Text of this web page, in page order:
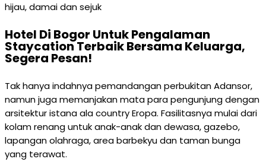
hijau, damai dan sejuk
Hotel Di Bogor Untuk Pengalaman
Staycation Terbaik Bersama Keluarga,
Segera Pesan!
Tak hanya indahnya pemandangan perbukitan Adansor,
namun juga memanjakan mata para pengunjung dengan
arsitektur istana ala country Eropa. Fasilitasnya mulai dari
kolam renang untuk anak-anak dan dewasa, gazebo,
lapangan olahraga, area barbekyu dan taman bunga
yang terawat.